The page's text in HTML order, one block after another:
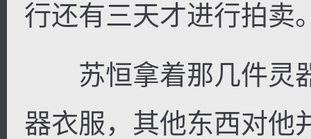
行还有三天才进行拍卖
苏恒拿着那几件灵
器衣服，其他东西对他